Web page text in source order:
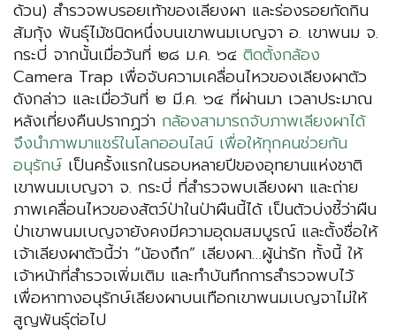
ด้วน) สำรวจพบรอยเท้าของเลียงผา และร่องรอยกัดกิน
ส้มกุ้ง พันธ์ุไม้ชนิดหนึ่งบนเขาพนมเบญจา อ. เขาพนม จ.
กระบี่ จากนั้นเมื่อวันที่ ๒๘ ม.ค. ๖๔ ติดตั้งกล้อง
Camera Trap เพื่อจับความเคลื่อนไหวของเลียงผาตัว
ดังกล่าว และเมื่อวันที่ ๒ มี.ค. ๖๔ ที่ผ่านมา เวลาประมาณ
หลังเที่ยงคืนปรากฏว่า กล้องสามารถจับภาพเลียงผาได้
จึงนำภาพมาแชร์ในโลกออนไลน์ เพื่อให้ทุกคนช่วยกัน
อนุรักษ์เป็นครั้งแรกในรอบหลายปีของอุทยานแห่งชาติ
เขาพนมเบญจา จ. กระบี่ ที่สำรวจพบเลียงผา และถ่าย
ภาพเคลื่อนไหวของสัตว์ป่าในป่าผืนนี้ได้ เป็นตัวบ่งชี้ว่าผืน
ป่าเขาพนมเบญจายังคงมีความอุดมสมบูรณ์ และตั้งชื่อให้
เจ้าเลียงผาตัวนี้ว่า “น้องถึก” เลียงผา…ผู้น่ารัก ทั้งนี้ ให้
เจ้าหน้าที่สำรวจเพิ่มเติม และทำบันทึกการสำรวจพบไว้
เพื่อหาทางอนุรักษ์เลียงผาบนเทือกเขาพนมเบญจาไม่ให้
สูญพันธุ์ต่อไป